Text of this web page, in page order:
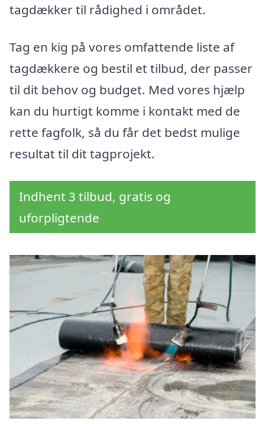
tagdækker til rådighed i området.
Tag en kig på vores omfattende liste af
tagdækkere og bestil et tilbud, der passer
til dit behov og budget. Med vores hjælp
kan du hurtigt komme i kontakt med de
rette fagfolk, så du får det bedst mulige
resultat til dit tagprojekt.
Indhent 3 tilbud, gratis og
uforpligtende